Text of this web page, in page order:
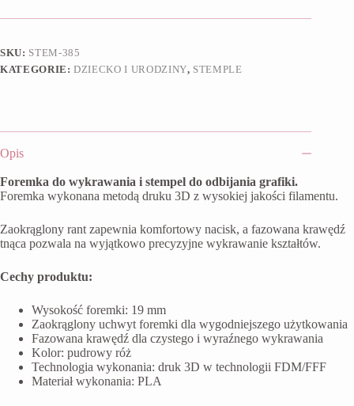
SKU: STEM-385
KATEGORIE:DZIECKO I URODZINY, STEMPLE
Opis
Foremka do wykrawania i stempel do odbijania grafiki.
Foremka wykonana metodą druku 3D z wysokiej jakości filamentu.
Zaokrąglony rant zapewnia komfortowy nacisk, a fazowana krawędź
tnąca pozwala na wyjątkowo precyzyjne wykrawanie kształtów.
Cechy produktu:
Wysokość foremki: 19 mm
Zaokrąglony uchwyt foremki dla wygodniejszego użytkowania
Fazowana krawędź dla czystego i wyraźnego wykrawania
Kolor: pudrowy róż
Technologia wykonania: druk 3D w technologii FDM/FFF
Materiał wykonania: PLA